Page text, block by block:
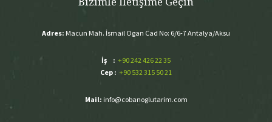
Adres: Macun Mah. İsmail Ogan Cad No: 6/6-7 Antalya/Aksu
İş : +90 242 426 22 35
Cep : +90 532 315 50 21
Mail: info@cobanoglutarim.com